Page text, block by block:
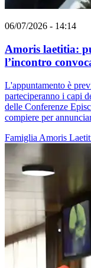
06/07/2026 - 14:14
Amoris laetitia:
l’incontro
L'appuntamento è
parteciperanno i capi
delle Conferenze
compiere per
Famiglia Amoris